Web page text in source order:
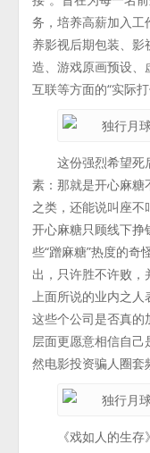
务，培养高薪加入
养影视后期包装、
造、游戏原画预设、
互联等方面的“实际打
这份强烈希望死
素：那就是开心麻糖
之类，还能说叫座不
开心麻糖只顾线下
些“蹭麻糖”热度的
出，只许胜不许败，
上面所说的业内之人
这些个公司是否真
层面更愿意相信自己
然电影投资骗人圈套
《戏如人的生